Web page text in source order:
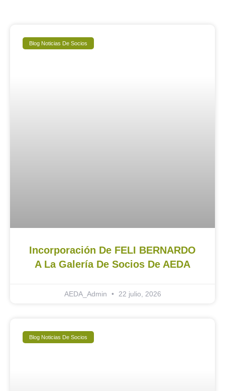
Blog Noticias De Socios
Incorporación De FELI BERNARDO
A La Galería De Socios De AEDA
AEDA_Admin 22 julio, 2026
Blog Noticias De Socios